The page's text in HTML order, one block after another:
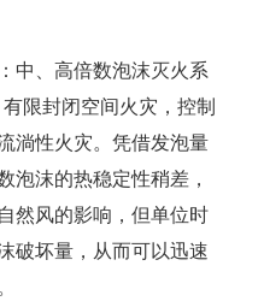
、高倍数泡沫灭火系
限封闭空间火灾，控制
淌性火灾。凭借发泡量
泡沫的热稳定性稍差，
然风的影响，但单位时
破坏量，从而可以迅速